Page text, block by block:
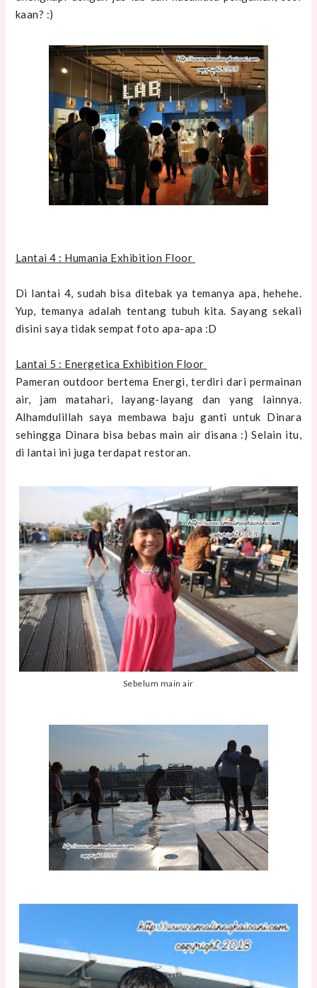
kaan? :)
Lantai 4 : Humania Exhibition Floor
Di lantai 4, sudah bisa ditebak ya temanya apa, hehehe.
Yup, temanya adalah tentang tubuh kita. Sayang sekali
disini saya tidak sempat foto apa-apa :D
Lantai 5 : Energetica Exhibition Floor
Pameran outdoor bertema Energi, terdiri dari permainan
air, jam matahari, layang-layang dan yang lainnya.
Alhamdulillah saya membawa baju ganti untuk Dinara
sehingga Dinara bisa bebas main air disana :) Selain itu,
di lantai ini juga terdapat restoran.
Sebelum main air